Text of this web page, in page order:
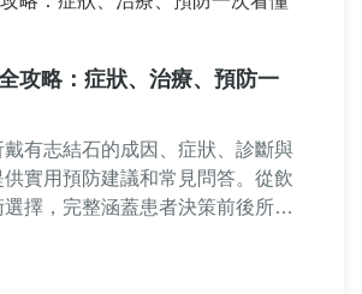
攻略：症狀、治療、預防一
有志結石的成因、症狀、診斷與
實用預防建議和常見問答。從飲
擇，完整涵蓋患者決策前後所需